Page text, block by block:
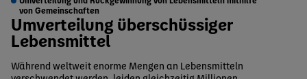
von Gemeinschaften
Umverteilung überschüssiger
Lebensmittel
Während weltweit enorme Mengen an Lebensmitteln